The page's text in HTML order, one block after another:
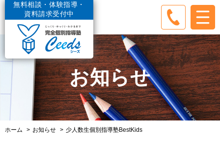
無料相談・体験指導・
資料請求受付中
お知らせ
ホーム お知らせ 少人数生個別指導塾BestKids